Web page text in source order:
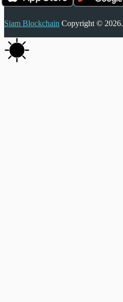
Siam Blockchain Copyright © 2026.